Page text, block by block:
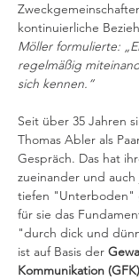
kontinuierliche
Möller formulierte:
regelmäßig
sich kennen.“
Seit über 35 Jahren
Thomas Abler als
Gespräch. Das hat
zueinander und
tiefen "Unterboden"
für sie das
"durch dick und
ist auf Basis der
Kommunikation (GFK)